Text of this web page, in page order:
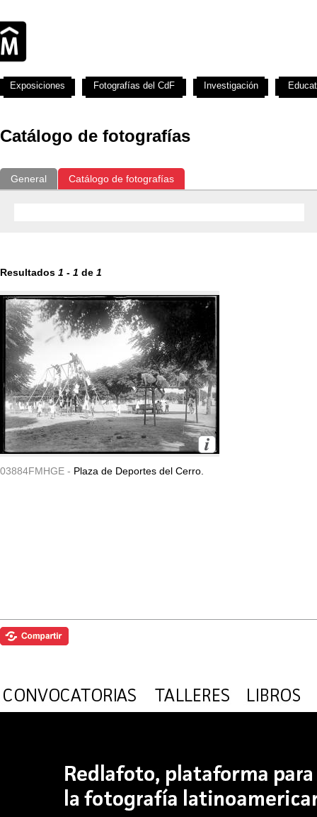
Catálogo de fotografías
General Catálogo de fotografías
Resultados 1 - 1 de 1
03884FMHGE - Plaza de Deportes del Cerro.
Exposiciones Fotografías del CdF Investigación